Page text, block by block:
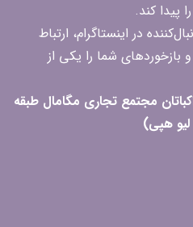
کند.
از ۸۵۰ هزار دنبال‌کننده در اینستاگرام، ارتباط
بازخوردهای شما را یکی از
مجتمع تجاری مگامال طبقه